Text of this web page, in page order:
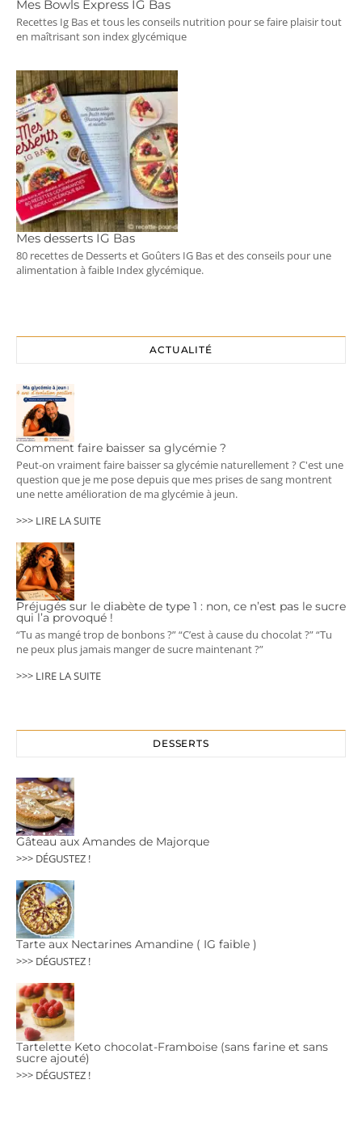
Mes Bowls Express IG Bas
Recettes Ig Bas et tous les conseils nutrition pour se faire plaisir tout
en maîtrisant son index glycémique
Mes desserts IG Bas
80 recettes de Desserts et Goûters IG Bas et des conseils pour une
alimentation à faible Index glycémique.
ACTUALITÉ
Comment faire baisser sa glycémie ?
Peut-on vraiment faire baisser sa glycémie naturellement ? C'est une
question que je me pose depuis que mes prises de sang montrent
une nette amélioration de ma glycémie à jeun.
>>> LIRE LA SUITE
Préjugés sur le diabète de type 1 : non, ce n’est pas le sucre
qui l’a provoqué !
“Tu as mangé trop de bonbons ?” “C’est à cause du chocolat ?” “Tu
ne peux plus jamais manger de sucre maintenant ?”
>>> LIRE LA SUITE
DESSERTS
Gâteau aux Amandes de Majorque
>>> DÉGUSTEZ !
Tarte aux Nectarines Amandine ( IG faible )
>>> DÉGUSTEZ !
Tartelette Keto chocolat-Framboise (sans farine et sans
sucre ajouté)
>>> DÉGUSTEZ !